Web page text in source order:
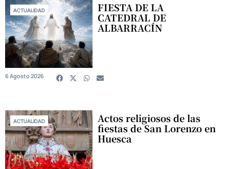
ACTUALIDAD FIESTA DE LA
CATEDRAL DE
ALBARRACÍN
6 Agosto 2026
ACTUALIDAD Actos religiosos de las
fiestas de San Lorenzo en
Huesca